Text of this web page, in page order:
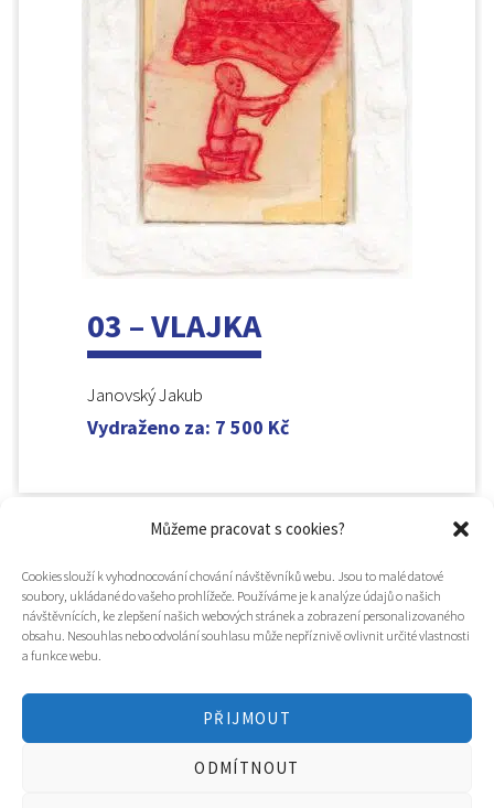
Můžeme pracovat s cookies?
Cookies slouží k vyhodnocování chování návštěvníků webu. Jsou to malé datové
soubory, ukládané do vašeho prohlížeče. Používáme je k analýze údajů o našich
návštěvnících, ke zlepšení našich webových stránek a zobrazení personalizovaného
obsahu. Nesouhlas nebo odvolání souhlasu může nepříznivě ovlivnit určité vlastnosti
a funkce webu.
PŘIJMOUT
ODMÍTNOUT
03 – VLAJKA
Janovský Jakub
Vydraženo za: 7 500 Kč